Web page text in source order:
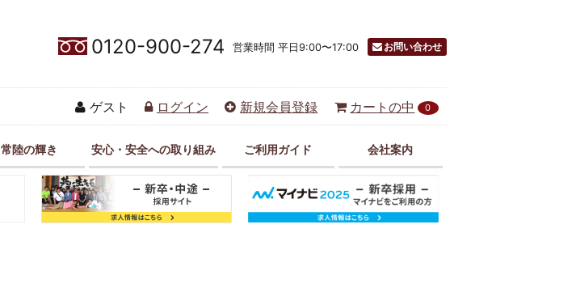
0120-900-274 営業時間 平日9:00〜17:00 お問い合わせ
ゲスト ログイン 新規会員登録 カートの中 0
常陸の輝き 安心・安全への取り組み ご利用ガイド 会社案内